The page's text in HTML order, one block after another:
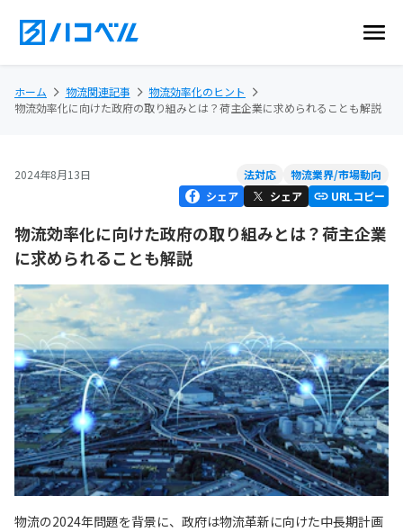
ホーム 物流関連記事
物流効率化のヒント
物流効率化に向けた政府の取り組みとは？荷主企業に求められることも解説
2024年8月13日 法対応
物流業界/市場動向
シェア
シェア URLコピー
物流効率化に向けた政府の取り組みとは？荷主企業
に求められることも解説
物流の2024年問題を背景に、政府は物流革新に向けた中長期計画